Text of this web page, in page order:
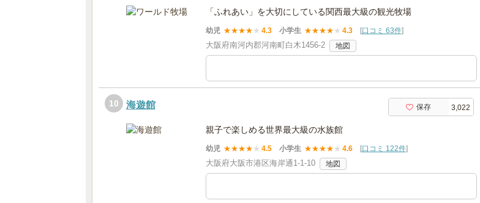
「ふれあい」を大切にしている関西最大級の観光牧場
幼児 ★★★★ ★ 4.3 小学生 ★★★★ ★ 4.3 [口コミ 63件]
大阪府南河内郡河南町白木1456-2 地図
10 海遊館 保存 3,022
親子で楽しめる世界最大級の水族館
幼児 ★★★★ ★ 4.5 小学生 ★★★★ ★ 4.6 [口コミ 122件]
大阪府大阪市港区海岸通1-1-10 地図